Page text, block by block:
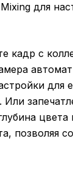
для
кадр с
для
Или
позволяя